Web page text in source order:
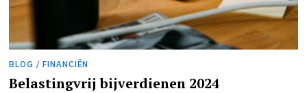
BLOG / FINANCIËN
Belastingvrij bijverdienen 2024